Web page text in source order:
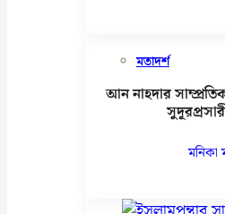
মতাদর্শ
আন নাহদার
মনিকা